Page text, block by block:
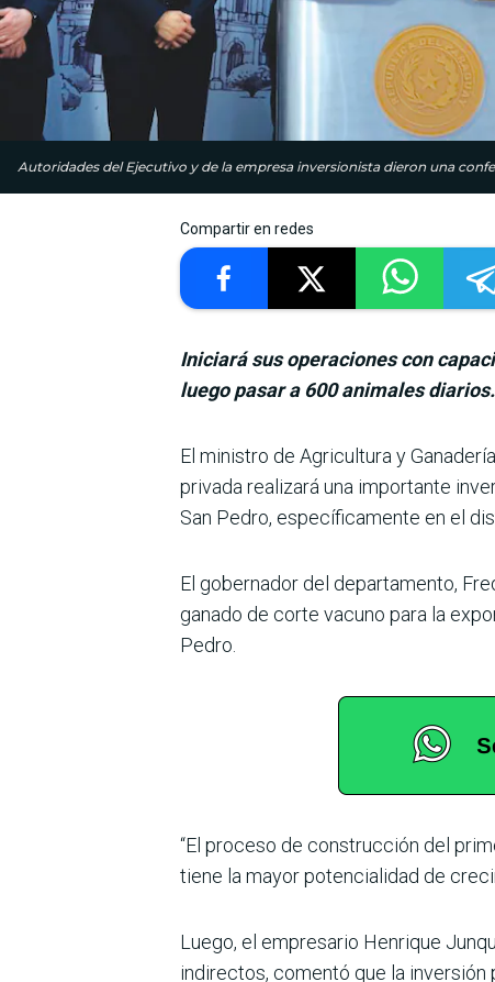
Autoridades del Ejecutivo y de la empresa inversionista dieron una
Compartir en redes
Iniciará sus operaciones con
luego pasar a 600 animales diarios.
El ministro de Agri­cultura y
privada reali­zará una importante
San Pedro, espe­cíficamente en el
El gobernador del departa­mento,
ganado de corte vacuno para la
Pedro.
“El proceso de construcción del
tiene la mayor potencialidad de
Luego, el empresario Hen­rique
indirec­tos, comentó que la